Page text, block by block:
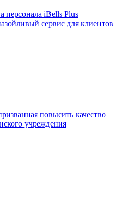
персонала iBells Plus
сервис для клиентов
повысить качество
учреждения